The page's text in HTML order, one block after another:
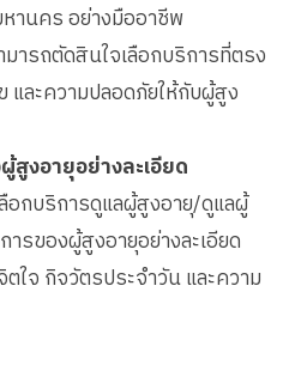
านคร อย่างมืออาชีพ
ารถตัดสินใจเลือกบริการที่ตรง
ละความปลอดภัยให้กับผู้สูง
สูงอายุอย่างละเอียด
กบริการดูแลผู้สูงอายุ/ดูแลผู้
รของผู้สูงอายุอย่างละเอียด
ใจ กิจวัตรประจำวัน และความ